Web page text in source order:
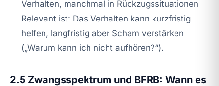
Verhalten, manchmal in Rückzugssituationen
Relevant ist: Das Verhalten kann kurzfristig
helfen, langfristig aber Scham verstärken
(„Warum kann ich nicht aufhören?“).
2.5 Zwangsspektrum und BFRB: Wann es